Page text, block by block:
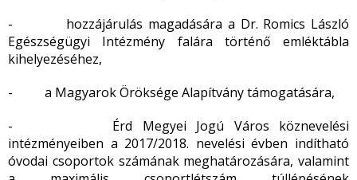
- hozzájárulás magadására a Dr. Romics László
Egészségügyi Intézmény falára történő emléktábla
kihelyezéséhez,
- a Magyarok Öröksége Alapítvány támogatására,
- Érd Megyei Jogú Város köznevelési
intézményeiben a 2017/2018. nevelési évben indítható
óvodai csoportok számának meghatározására, valamint